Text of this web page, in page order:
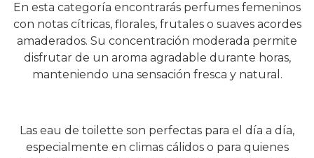
En esta categoría encontrarás perfumes femeninos
con notas cítricas, florales, frutales o suaves acordes
amaderados. Su concentración moderada permite
disfrutar de un aroma agradable durante horas,
manteniendo una sensación fresca y natural.
Las eau de toilette son perfectas para el día a día,
especialmente en climas cálidos o para quienes